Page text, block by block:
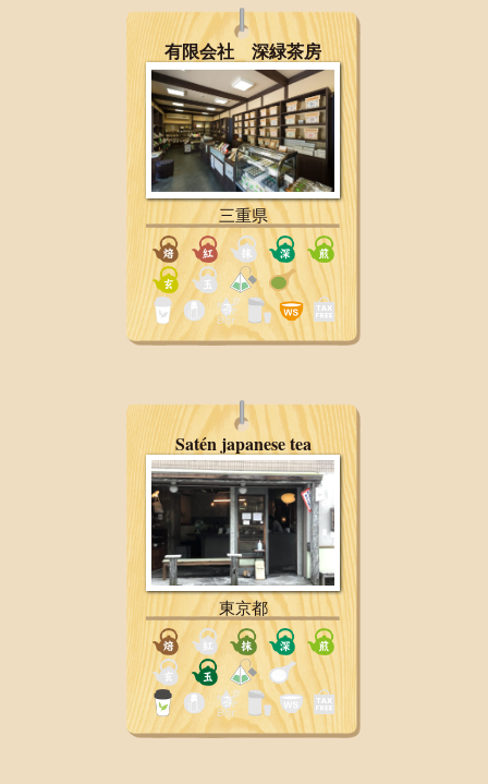
有限会社 深緑茶房
三重県
Satén japanese tea
東京都